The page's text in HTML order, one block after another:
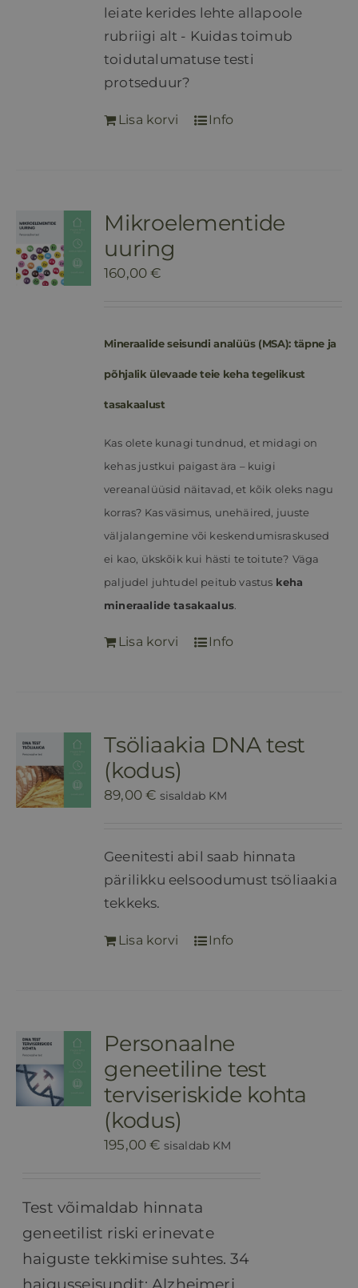
leiate kerides lehte allapoole
rubriigi alt - Kuidas toimub
toidutalumatuse testi
protseduur?
Lisa korvi Info
Mikroelementide
uuring
160,00€
Mineraalide seisundi analüüs (MSA): täpne ja
põhjalik ülevaade teie keha tegelikust
tasakaalust
Kas olete kunagi tundnud, et midagi on
kehas justkui paigast ära – kuigi
vereanalüüsid näitavad, et kõik oleks nagu
korras? Kas väsimus, unehäired, juuste
väljalangemine või keskendumisraskused
ei kao, ükskõik kui hästi te toitute? Väga
paljudel juhtudel peitub vastus keha
mineraalide tasakaalus.
Lisa korvi Info
Tsöliaakia DNA test
(kodus)
89,00€ sisaldab KM
Geenitesti abil saab hinnata
pärilikku eelsoodumust tsöliaakia
tekkeks.
Lisa korvi Info
Personaalne
geneetiline test
terviseriskide kohta
(kodus)
195,00€ sisaldab KM
Test võimaldab hinnata
geneetilist riski erinevate
haiguste tekkimise suhtes. 34